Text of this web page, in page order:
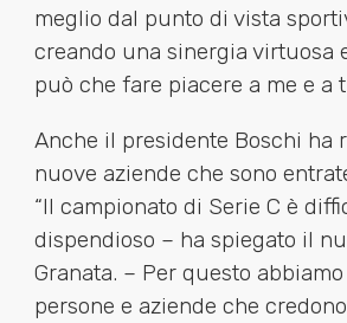
meglio dal punto di vista
creando una sinergia virtuosa
può che fare piacere a me e a
Anche il presidente Boschi ha
nuove aziende che sono
“Il campionato di Serie C è
dispendioso – ha spiegato il
Granata. – Per questo
persone e aziende che